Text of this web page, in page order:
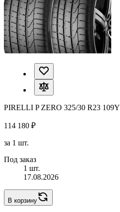
PIRELLI P ZERO 325/30 R23 109Y
114 180 ₽
за 1 шт.
Под заказ
1 шт.
17.08.2026
В корзину